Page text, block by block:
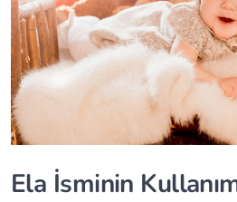
Ela İsminin